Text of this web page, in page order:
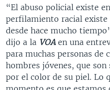
“El abuso policial existe
perfilamiento racial existe
desde hace mucho
dijo a la VOAen una
para muchas personas de
hombres jóvenes, que
por el color de su piel. Lo